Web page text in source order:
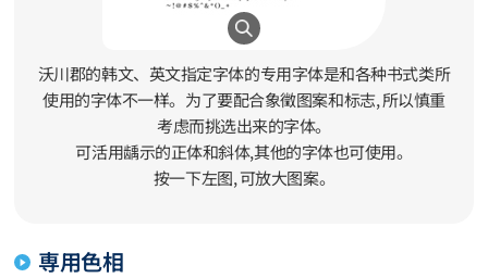
沃川郡的韩文、英文指定字体的专用字体是和各种书式类所
使用的字体不一样。为了要配合象徵图案和标志, 所以慎重
考虑而挑选出来的字体。
可活用龋示的正体和斜体,其他的字体也可使用。
按一下左图, 可放大图案。
専用色相